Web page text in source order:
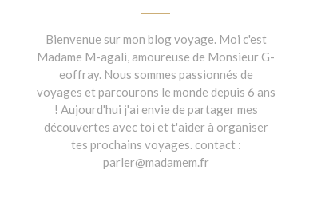
Bienvenue sur mon blog voyage. Moi c'est
Madame M-agali, amoureuse de Monsieur G-
eoffray. Nous sommes passionnés de
voyages et parcourons le monde depuis 6 ans
! Aujourd'hui j'ai envie de partager mes
découvertes avec toi et t'aider à organiser
tes prochains voyages. contact :
parler@madamem.fr